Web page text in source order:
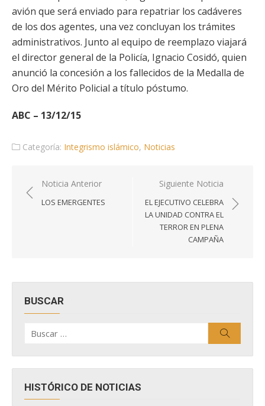
avión que será enviado para repatriar los cadáveres
de los dos agentes, una vez concluyan los trámites
administrativos. Junto al equipo de reemplazo viajará
el director general de la Policía, Ignacio Cosidó, quien
anunció la concesión a los fallecidos de la Medalla de
Oro del Mérito Policial a título póstumo.
ABC – 13/12/15
Categoría: Integrismo islámico, Noticias
Navegación
de
Noticia Anterior
LOS EMERGENTES
Siguiente Noticia
EL EJECUTIVO CELEBRA
LA UNIDAD CONTRA EL
TERROR EN PLENA
CAMPAÑA
BUSCAR
por:
HISTÓRICO DE NOTICIAS